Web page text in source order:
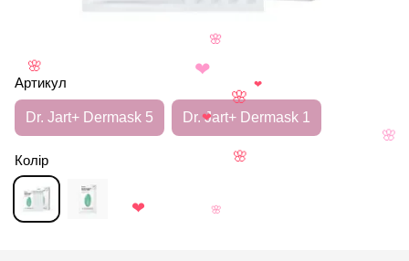
Артикул
Dr. Jart+ Dermask 5 Dr. Jart+ Dermask 1
Колір
🌸
🌸
❤
🌸
🌸
🌸